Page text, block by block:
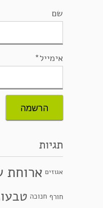
שם
אימייל*
תגיות
אגוזים ארוחת
חורף חנוכה